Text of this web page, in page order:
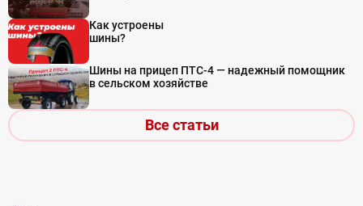
Как устроены
шины?
Шины на прицеп ПТС-4 — надежный помощник
в сельском хозяйстве
Все статьи